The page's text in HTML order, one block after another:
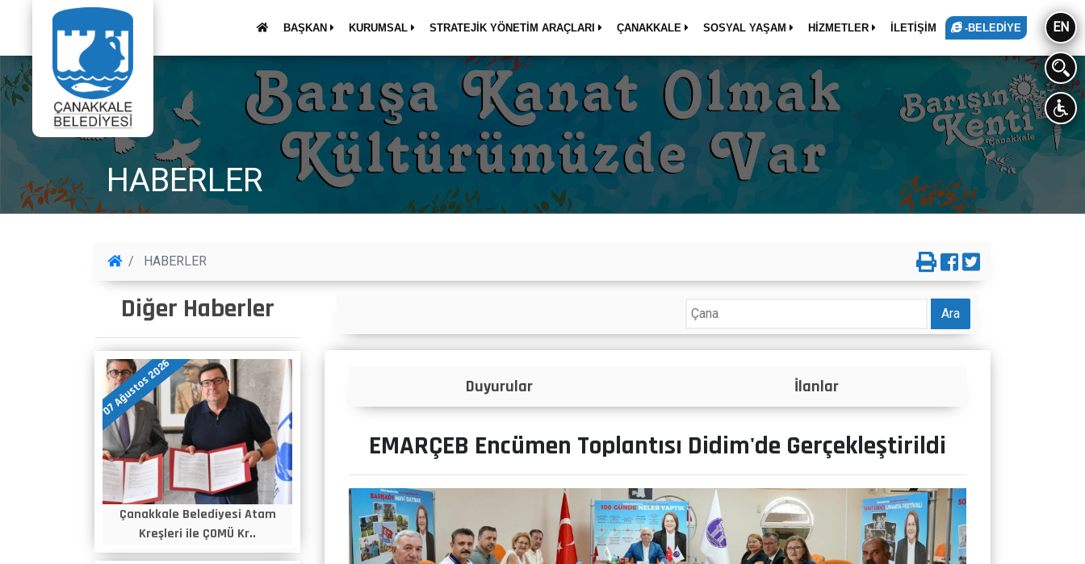
BAŞKAN KURUMSAL STRATEJİK YÖNETİM ARAÇLARI ÇANAKKALE SOSYAL YAŞAM HİZMETLER İLETİŞİM -BELEDİYE EN
HABERLER
HABERLER
Diğer Haberler
07 Ağustos 2026
Çanakkale Belediyesi Atam
Kreşleri ile ÇOMÜ Kr..
Ara
Duyurular İlanlar Projeler
EMARÇEB Encümen Toplantısı Didim'de Gerçekleştirildi